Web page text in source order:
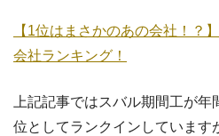
【1位はまさかのあの会社！？
会社ランキング！
上記記事ではスバル期間工が
位としてランクインしています